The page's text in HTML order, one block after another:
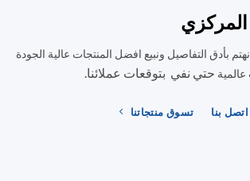
يمكن
اختيار
التفاصيل ونبيع افضل المنتجات عالية الجودة
حتي نفي بتوقعات عملائنا.
تسوق منتجاتنا